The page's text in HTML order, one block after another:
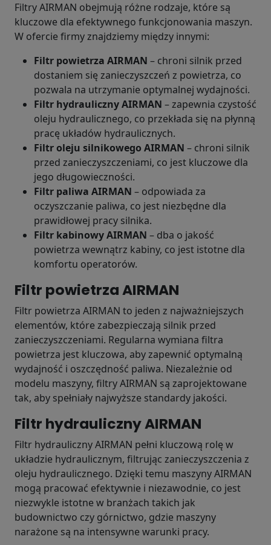
Filtry AIRMAN obejmują różne rodzaje, które są
kluczowe dla efektywnego funkcjonowania maszyn.
W ofercie firmy znajdziemy między innymi:
Filtr powietrza AIRMAN – chroni silnik przed
dostaniem się zanieczyszczeń z powietrza, co
pozwala na utrzymanie optymalnej wydajności.
Filtr hydrauliczny AIRMAN – zapewnia czystość
oleju hydraulicznego, co przekłada się na płynną
pracę układów hydraulicznych.
Filtr oleju silnikowego AIRMAN – chroni silnik
przed zanieczyszczeniami, co jest kluczowe dla
jego długowieczności.
Filtr paliwa AIRMAN – odpowiada za
oczyszczanie paliwa, co jest niezbędne dla
prawidłowej pracy silnika.
Filtr kabinowy AIRMAN – dba o jakość
powietrza wewnątrz kabiny, co jest istotne dla
komfortu operatorów.
Filtr powietrza AIRMAN
Filtr powietrza AIRMAN to jeden z najważniejszych
elementów, które zabezpieczają silnik przed
zanieczyszczeniami. Regularna wymiana filtra
powietrza jest kluczowa, aby zapewnić optymalną
wydajność i oszczędność paliwa. Niezależnie od
modelu maszyny, filtry AIRMAN są zaprojektowane
tak, aby spełniały najwyższe standardy jakości.
Filtr hydrauliczny AIRMAN
Filtr hydrauliczny AIRMAN pełni kluczową rolę w
układzie hydraulicznym, filtrując zanieczyszczenia z
oleju hydraulicznego. Dzięki temu maszyny AIRMAN
mogą pracować efektywnie i niezawodnie, co jest
niezwykle istotne w branżach takich jak
budownictwo czy górnictwo, gdzie maszyny
narażone są na intensywne warunki pracy.